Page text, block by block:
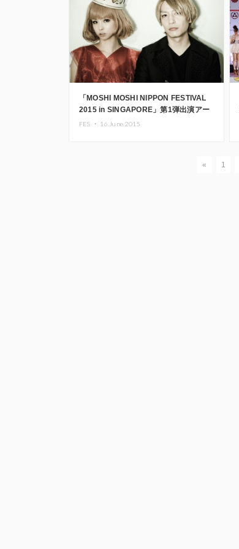
「MOSHI MOSHI NIPPON FESTIVAL
2015 in SINGAPORE」第1弾出演アー
ティスト決定
FES ・ 16.June.2015
« 1